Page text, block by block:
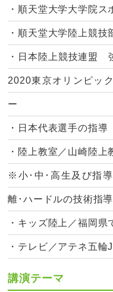
・順天堂大学大学院
・順天堂大学陸上競技
・日本陸上競技連盟
2020東京オリンピッ
ー
・日本代表選手の指導
・陸上教室／山崎陸
※小･中･高生及び指
離･ハードルの技術指
・キッズ陸上／福岡
・テレビ／アテネ五輪
講演テーマ